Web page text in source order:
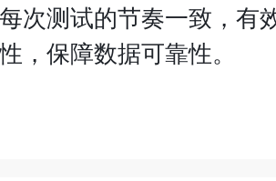
次测试的节奏一致，有
，保障数据可靠性。